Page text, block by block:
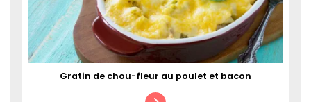
Gratin de chou-fleur au poulet et bacon